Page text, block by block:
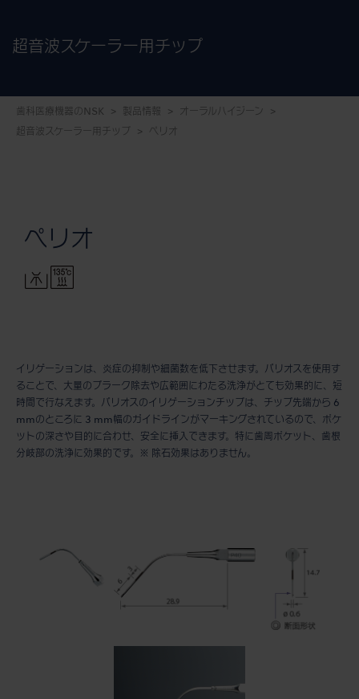
超音波スケーラー用チップ
歯科医療機器のNSK 製品情報 オーラルハイジーン
超音波スケーラー用チップ ペリオ
ペリオ
イリゲーションは、炎症の抑制や細菌数を低下させます。バリオスを使用す
ることで、大量のプラーク除去や広範囲にわたる洗浄がとても効果的に、短
時間で行なえます。バリオスのイリゲーションチップは、チップ先端から 6
mmのところに 3 mm幅のガイドラインがマーキングされているので、ポケ
ットの深さや目的に合わせ、安全に挿入できます。特に歯周ポケット、歯根
分岐部の洗浄に効果的です。※ 除石効果はありません。